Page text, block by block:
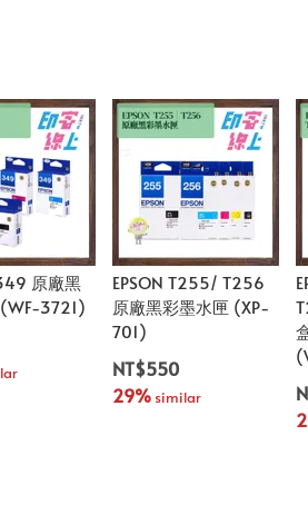
原廠黑
3721)
EPSON T255/ T256
原廠黑彩墨水匣 (XP-
701)
NT$550
29% similar